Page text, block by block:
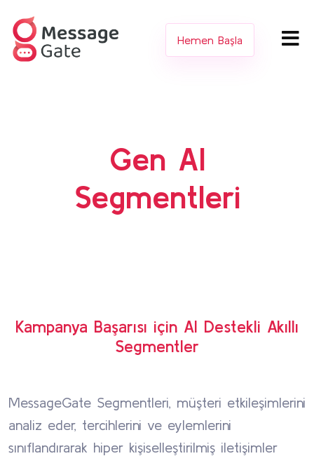
Hemen Başla
Gen AI
Segmentleri
Kampanya Başarısı için AI Destekli Akıllı
Segmentler
MessageGate Segmentleri, müşteri etkileşimlerini
analiz eder, tercihlerini ve eylemlerini
sınıflandırarak hiper kişiselleştirilmiş iletişimler